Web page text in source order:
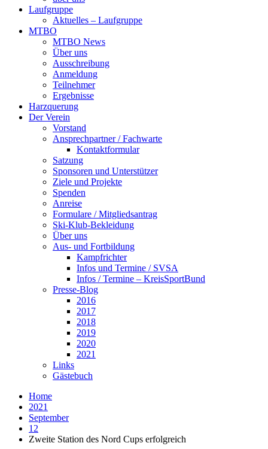
Laufgruppe
Aktuelles – Laufgruppe
MTBO
MTBO News
Über uns
Ausschreibung
Anmeldung
Teilnehmer
Ergebnisse
Harzquerung
Der Verein
Vorstand
Ansprechpartner / Fachwarte
Kontaktformular
Satzung
Sponsoren und Unterstützer
Ziele und Projekte
Spenden
Anreise
Formulare / Mitgliedsantrag
Ski-Klub-Bekleidung
Über uns
Aus- und Fortbildung
Kampfrichter
Infos und Termine / SVSA
Infos / Termine – KreisSportBund
Presse-Blog
2016
2017
2018
2019
2020
2021
Links
Gästebuch
Home
2021
September
12
Zweite Station des Nord Cups erfolgreich